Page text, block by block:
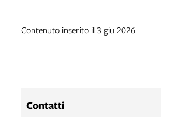
Contenuto inserito il 3 giu 2026
Contatti